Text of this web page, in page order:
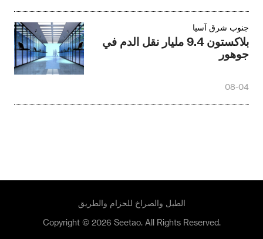
جنوب شرق آسيا‎
بلاكستون 9.4 مليار نقل الدم في
جوهور
08-04
الطبل والصراخ للحزام والطريق
Copyright © 2026 Seetao. All Rights Reserved.